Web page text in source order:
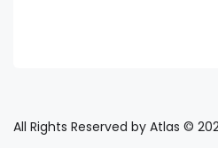
All Rights Reserved by Atlas ©